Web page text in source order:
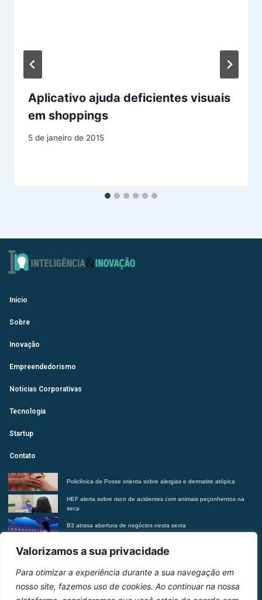
Valorizamos a sua privacidade
Para otimizar a experiência durante a sua navegação em
nosso site, fazemos uso de cookies. Ao continuar na nossa
Aplicativo ajuda deficientes visuais
em shoppings
5 de janeiro de 2015
Início
Sobre
Inovação
Empreendedorismo
Notícias Corporativas
Tecnologia
Startup
Contato
Policlínica de Posse orienta sobre alergias e dermatite atópica
HEF alerta sobre risco de acidentes com animais peçonhentos na
seca
B3 atrasa abertura de negócios nesta sexta
2027
Entre em contato